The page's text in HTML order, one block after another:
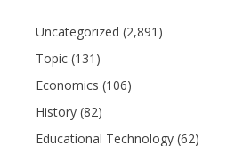
Uncategorized (2,891)
Topic (131)
Economics (106)
History (82)
Educational Technology (62)